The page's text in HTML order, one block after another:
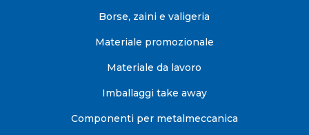
Borse, zaini e valigeria
Materiale promozionale
Materiale da lavoro
Imballaggi take away
Componenti per metalmeccanica